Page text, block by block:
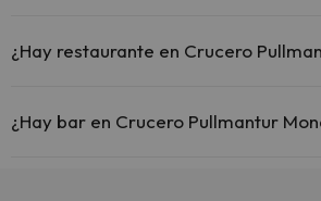
zonas comunes.
¿Hay restaurante en Crucero
¿Hay bar en Crucero Pullmantur